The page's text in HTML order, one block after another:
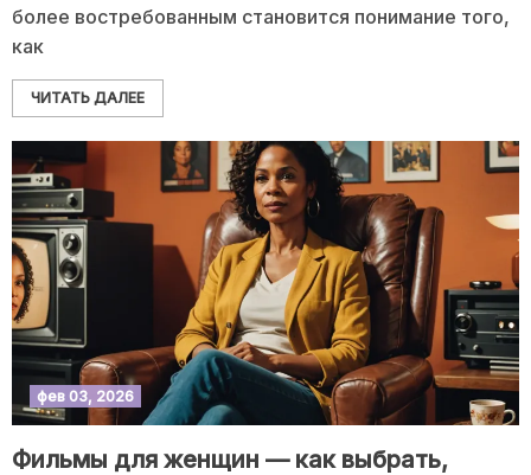
более востребованным становится понимание того,
как
ЧИТАТЬ ДАЛЕЕ
фев 03, 2026
Фильмы для женщин — как выбрать,